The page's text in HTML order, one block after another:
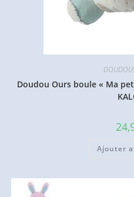
Doudou Ours boule « Ma
Ajouter